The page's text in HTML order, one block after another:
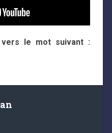
vers le mot suivant :